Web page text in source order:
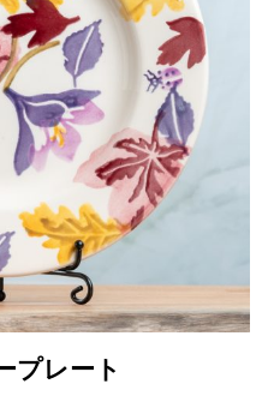
プレート